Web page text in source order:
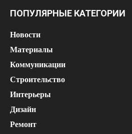
ПОПУЛЯРНЫЕ КАТЕГОРИИ
Новости
Материалы
Коммуникации
Строительство
Интерьеры
Дизайн
Ремонт